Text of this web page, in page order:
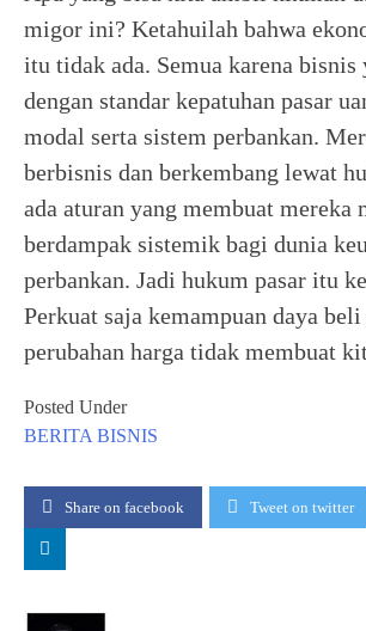
migor ini? Ketahuilah bahwa
itu tidak ada. Semua karena bisnis
dengan standar kepatuhan pasar
modal serta sistem perbankan.
berbisnis dan berkembang lewat
ada aturan yang membuat mereka
berdampak sistemik bagi dunia
perbankan. Jadi hukum pasar itu
Perkuat saja kemampuan daya beli
perubahan harga tidak membuat
Posted Under
BERITA BISNIS
Share on facebook Tweet on twitter